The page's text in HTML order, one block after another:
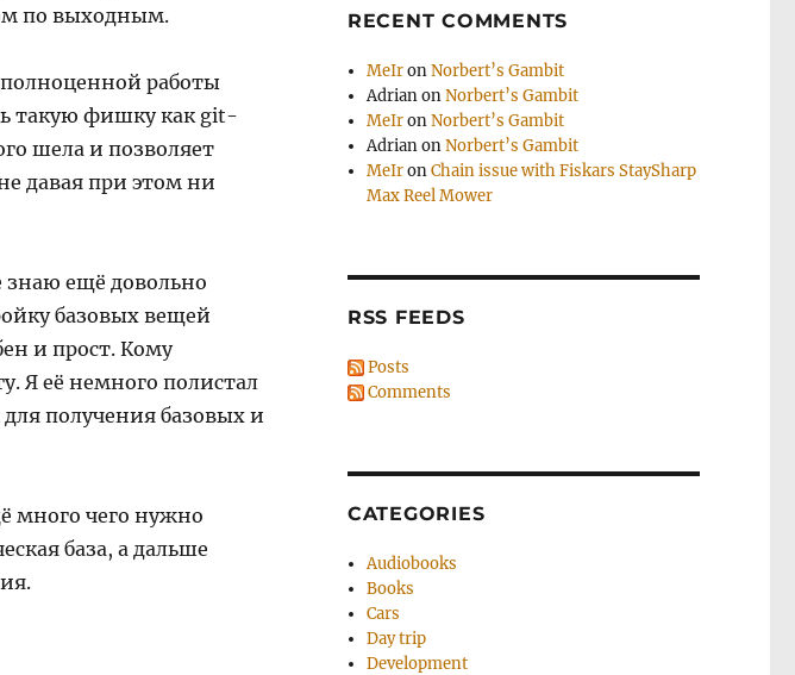
по выходным.
работы
такую фишку как git-
шела и позволяет
давая при этом ни
знаю ещё довольно
базовых вещей
и прост. Кому
Я её немного полистал
получения базовых и
много чего нужно
база, а дальше
RECENT COMMENTS
MeIronNorbert’s Gambit
AdrianonNorbert’s Gambit
MeIronNorbert’s Gambit
AdrianonNorbert’s Gambit
MeIronChain issue with Fiskars StaySharp
Max Reel Mower
RSS FEEDS
Posts
Comments
CATEGORIES
Audiobooks
Books
Cars
Day trip
Development